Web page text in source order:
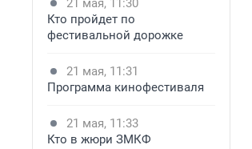
21 мая, 11:30
Кто пройдет по
фестивальной дорожке
21 мая, 11:31
Программа кинофестиваля
21 мая, 11:33
Кто в жюри ЗМКФ